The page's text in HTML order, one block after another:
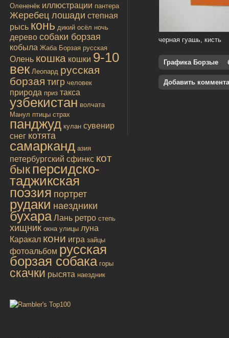
Олененёк иллюстрации пантера
Жеребец лошади степная
рысь конь дикий осёл ночь
дерево собаки борзая
кобыла Жаба Борзая русская
Олень кошка кошки 9-10
век Леопард русская
борзая тигр человек
природа приз такса
узбекистан волчата
Манул птицы страх
панджуд кулан сувенир
снег котята
самарканд азия
петербургский сфинкс кот
быкперсидско-
таджикская
поэзия портрет
рудаки наездники
бухара Лань ретро степь
хищник окна улицы луна
Каракал кони игра зайцы
фотоальбом русская
борзая собака горы
скачки рысята наездник
черная гуашь, кисть
Графика Борзые
Добавить